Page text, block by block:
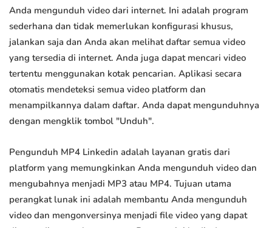
Anda mengunduh video dari internet. Ini adalah program
sederhana dan tidak memerlukan konfigurasi khusus,
jalankan saja dan Anda akan melihat daftar semua video
yang tersedia di internet. Anda juga dapat mencari video
tertentu menggunakan kotak pencarian. Aplikasi secara
otomatis mendeteksi semua video platform dan
menampilkannya dalam daftar. Anda dapat mengunduhnya
dengan mengklik tombol "Unduh".
Pengunduh MP4 Linkedin adalah layanan gratis dari
platform yang memungkinkan Anda mengunduh video dan
mengubahnya menjadi MP3 atau MP4. Tujuan utama
perangkat lunak ini adalah membantu Anda mengunduh
video dan mengonversinya menjadi file video yang dapat